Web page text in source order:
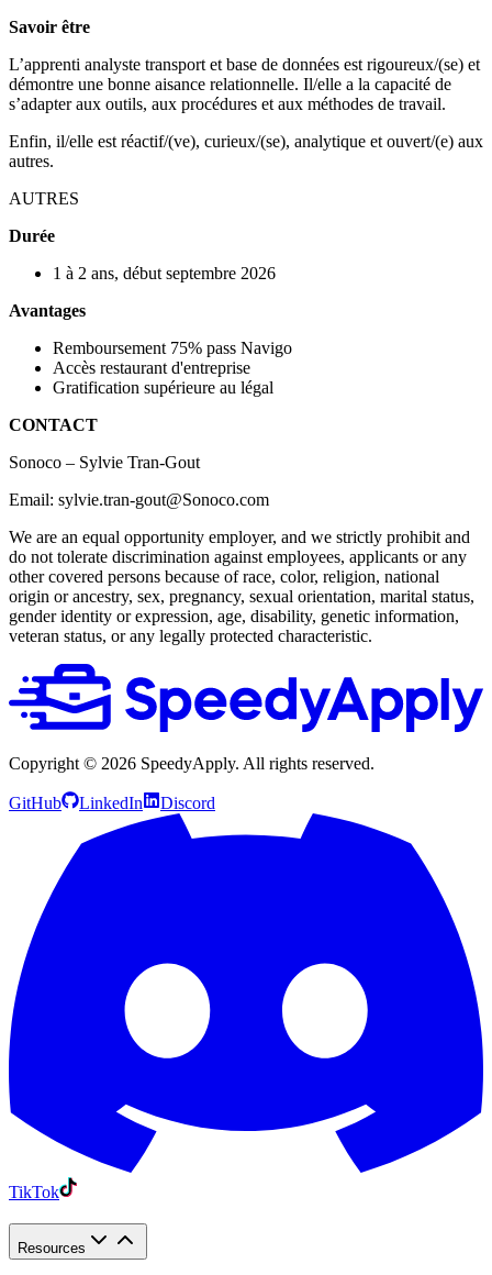
Savoir être
L’apprenti analyste transport et base de données est rigoureux/(se) et
démontre une bonne aisance relationnelle. Il/elle a la capacité de
s’adapter aux outils, aux procédures et aux méthodes de travail.
Enfin, il/elle est réactif/(ve), curieux/(se), analytique et ouvert/(e) aux
autres.
AUTRES
Durée
1 à 2 ans, début septembre 2026
Avantages
Remboursement 75% pass Navigo
Accès restaurant d'entreprise
Gratification supérieure au légal
CONTACT
Sonoco – Sylvie Tran-Gout
Email: sylvie.tran-gout@Sonoco.com
We are an equal opportunity employer, and we strictly prohibit and
do not tolerate discrimination against employees, applicants or any
other covered persons because of race, color, religion, national
origin or ancestry, sex, pregnancy, sexual orientation, marital status,
gender identity or expression, age, disability, genetic information,
veteran status, or any legally protected characteristic.
Copyright © 2026 SpeedyApply. All rights reserved.
GitHub LinkedIn Discord
TikTok
Resources